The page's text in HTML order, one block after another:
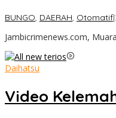
BUNGO, DAERAH, Otomatif|
Jambicrimenews.com,
Daihatsu
Video